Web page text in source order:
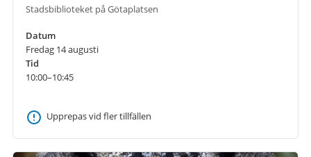
Stadsbiblioteket på Götaplatsen
Datum
Fredag 14 augusti
Tid
10:00–10:45
Upprepas vid fler tillfällen